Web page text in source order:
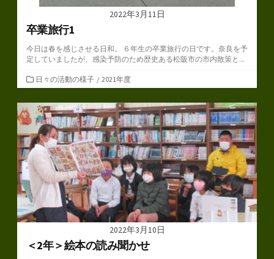
2022年3月11日
卒業旅行1
今日は春を感じさせる日和。 ６年生の卒業旅行の日です。奈良を予
定していましたが、感染予防のため歴史ある松阪市の市内散策と...
カ
テ
ゴ
リ
ー
日々の活動の様子 / 2021年度
2022年3月10日
＜2年＞絵本の読み聞かせ